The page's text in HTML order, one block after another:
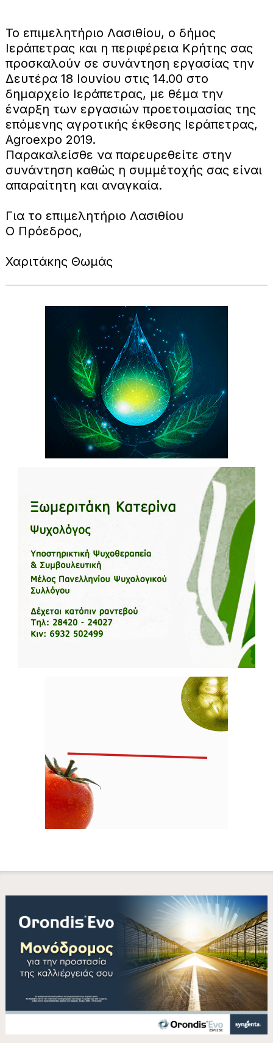
Το επιμελητήριο Λασιθίου, ο δήμος
Ιεράπετρας και η περιφέρεια Κρήτης σας
προσκαλούν σε συνάντηση εργασίας την
Δευτέρα 18 Ιουνίου στις 14.00 στο
δημαρχείο Ιεράπετρας, με θέμα την
έναρξη των εργασιών προετοιμασίας της
επόμενης αγροτικής έκθεσης Ιεράπετρας,
Αgroexpo 2019.
Παρακαλείσθε να παρευρεθείτε στην
συνάντηση καθώς η συμμέτοχής σας είναι
απαραίτητη και αναγκαία.
Για το επιμελητήριο Λασιθίου
Ο Πρόεδρος,
Χαριτάκης Θωμάς